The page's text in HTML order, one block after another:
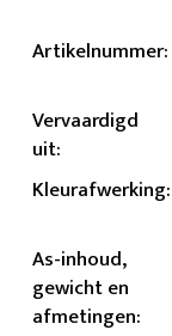
Artikelnummer:
Vervaardigd
uit:
Kleurafwerking:
As-inhoud,
gewicht en
afmetingen: